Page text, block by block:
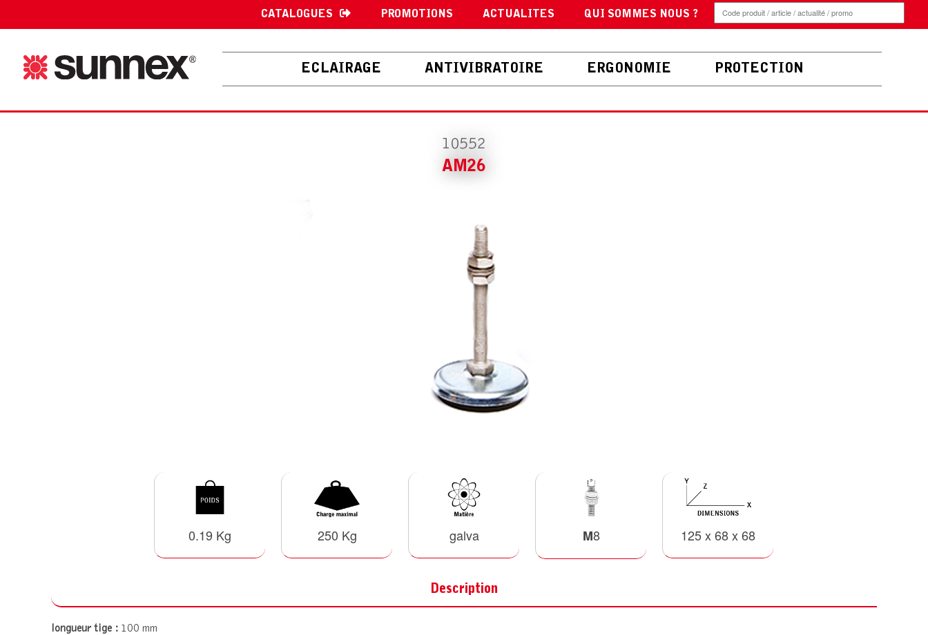
CATALOGUES PROMOTIONS ACTUALITES QUI SOMMES NOUS ?
ECLAIRAGE ANTIVIBRATOIRE ERGONOMIE PROTECTION
10552
AM26
0.19 Kg 250 Kg galva M8 125 x 68 x 68
Description
longueur tige : 100 mm